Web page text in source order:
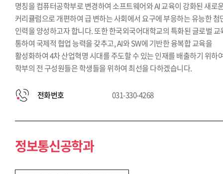
명칭을 컴퓨터공학부로 변경하여 소프트웨어와 AI 교육이 강화된 새로
커리큘럼으로 개편하여 급 변하는 사회에서 요구에 부응하는 유능한 첨
인력을 양성하고자 합니다. 또한 한국외국어대학교의 특화된 글로벌 교
통하여 국제적 협업 능력을 갖추고, AI와 SW에 기반한 융복합 교육을
활성화하여 4차 산업혁명 시대를 주도할 수 있는 인재를 배출하기 위하
학부의 전 구성원들은 학생들을 위하여 최선을 다하겠습니다.
전화번호 031-330-4268
정보통신공학과